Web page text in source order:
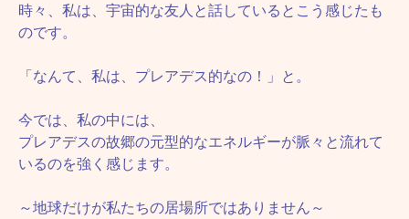
時々、私は、宇宙的な友人と話しているとこう感じたも
のです。
「なんて、私は、プレアデス的なの！」と。
今では、私の中には、
プレアデスの故郷の元型的なエネルギーが脈々と流れて
いるのを強く感じます。
～地球だけが私たちの居場所ではありません～